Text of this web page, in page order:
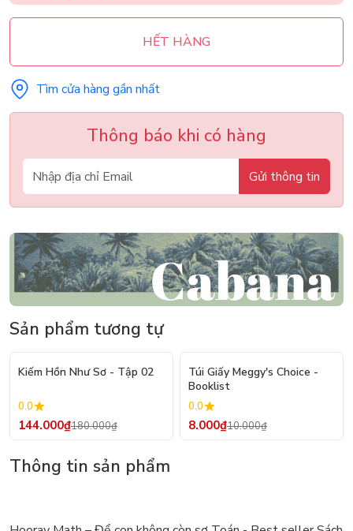
HẾT HÀNG
Tìm cửa hàng gần nhất
Thông báo khi có hàng
Gửi thông tin
Sản phẩm tương tự
- 20%
Kiếm Hồn Như Sơ - Tập 02
0.0
144.000₫180.000₫
Túi Giấy Meggy's Choice -
Booklist
0.0
8.000₫10.000₫
Thông tin sản phẩm